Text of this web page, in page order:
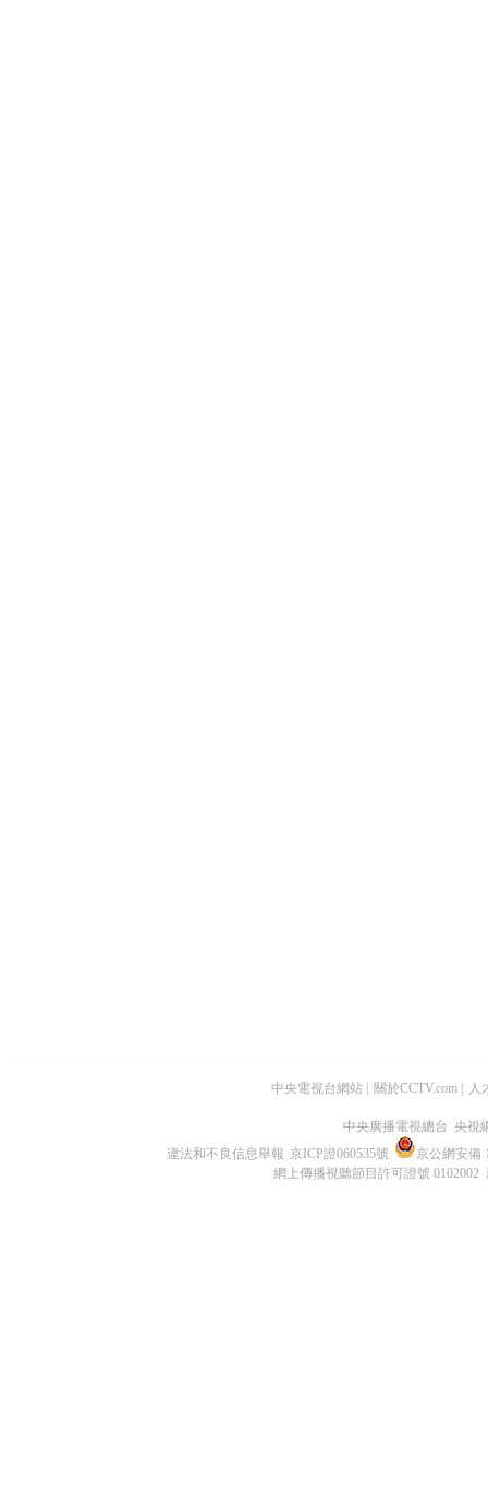
中央電視台網站 關於CCTV.com 人
中央廣播電視總台 央視
違法和不良信息舉報 京ICP證060535號
京公網安備
網上傳播視聽節目許可證號 0102002